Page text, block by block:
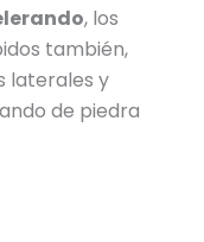
, los
también,
laterales y
de piedra